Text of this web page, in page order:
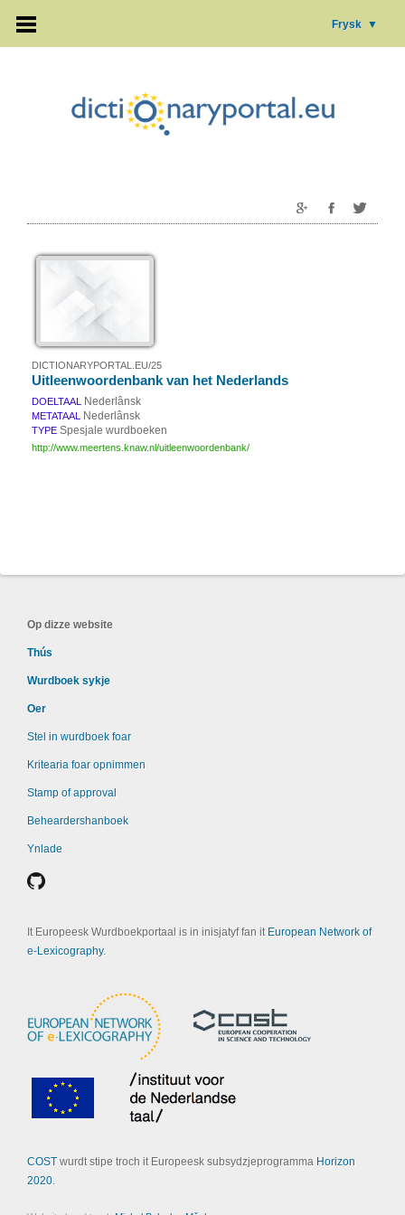
Frysk ▼
DICTIONARYPORTAL.EU/25
Uitleenwoordenbank van het Nederlands
DOELTAAL Nederlânsk
METATAAL Nederlânsk
TYPE Spesjale wurdboeken
http://www.meertens.knaw.nl/uitleenwoordenbank/
Op dizze website
Thús
Wurdboek sykje
Oer
Stel in wurdboek foar
Kritearia foar opnimmen
Stamp of approval
Beheardershanboek
Ynlade
It Europeesk Wurdboekportaal is in inisjatyf fan it European Network of
e-Lexicography.
COSTwurdt stipe troch it Europeesk subsydzjeprogramma Horizon
2020.